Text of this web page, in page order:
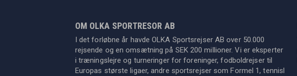
OM OLKA SPORTRESOR AB
I det forløbne år havde OLKA Sportsrejser AB over 50.000
rejsende og en omsætning på SEK 200 millioner. Vi er eksperter
i træningslejre og turneringer for foreninger, fodboldrejser til
Europas største ligaer, andre sportsrejser som Formel 1, tennisl